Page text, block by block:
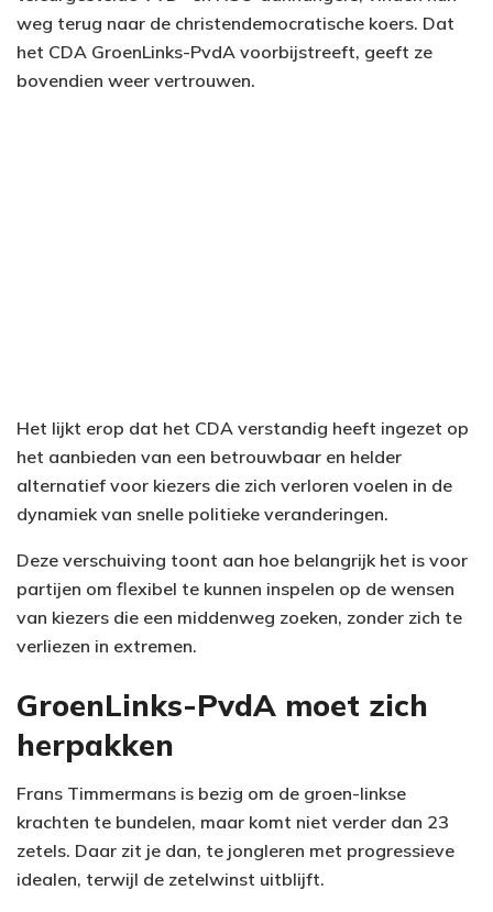
weg terug naar de christendemocratische koers. Dat
het CDA GroenLinks-PvdA voorbijstreeft, geeft ze
bovendien weer vertrouwen.
Het lijkt erop dat het CDA verstandig heeft ingezet op
het aanbieden van een betrouwbaar en helder
alternatief voor kiezers die zich verloren voelen in de
dynamiek van snelle politieke veranderingen.
Deze verschuiving toont aan hoe belangrijk het is voor
partijen om flexibel te kunnen inspelen op de wensen
van kiezers die een middenweg zoeken, zonder zich te
verliezen in extremen.
GroenLinks-PvdA moet zich
herpakken
Frans Timmermans is bezig om de groen-linkse
krachten te bundelen, maar komt niet verder dan 23
zetels. Daar zit je dan, te jongleren met progressieve
idealen, terwijl de zetelwinst uitblijft.